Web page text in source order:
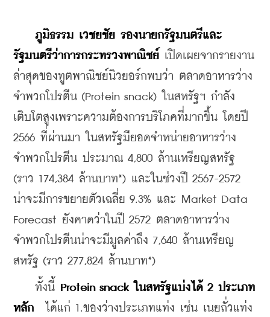
ภูมิธรรม เวชยชัย รองนายกรัฐมนตรีและ
รัฐมนตรีว่าการกระทรวงพาณิชย์ เปิดเผยจากรายงาน
ล่าสุดของทูตพาณิชย์นิวยอร์กพบว่า ตลาดอาหารว่าง
จำพวกโปรตีน (Protein snack) ในสหรัฐฯ กำลัง
เติบโตสูงเพราะความต้องการบริโภคที่มากขึ้น โดยปี
2566 ที่ผ่านมา ในสหรัฐมียอดจำหน่ายอาหารว่าง
จำพวกโปรตีน ประมาณ 4,800 ล้านเหรียญสหรัฐ
(ราว 174,384 ล้านบาท*) และในช่วงปี 2567-2572
น่าจะมีการขยายตัวเฉลี่ย 9.3% และ Market Data
Forecast ยังคาดว่าในปี 2572 ตลาดอาหารว่าง
จำพวกโปรตีนน่าจะมีมูลค่าถึง 7,640 ล้านเหรียญ
สหรัฐ (ราว 277,824 ล้านบาท*)
ทั้งนี้ Protein snack ในสหรัฐแบ่งได้ 2 ประเภท
หลัก
  ได้แก่ 1.ของว่างประเภทแท่ง เช่น เนยถั่วแท่ง